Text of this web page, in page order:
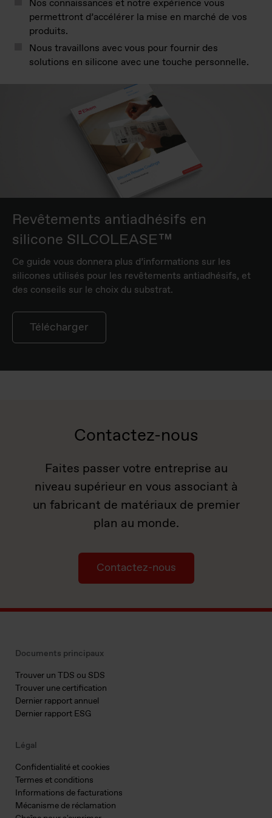
Nos connaissances et notre expérience vous
permettront d’accélérer la mise en marché de vos
produits.
Nous travaillons avec vous pour fournir des
solutions en silicone avec une touche personnelle.
Revêtements antiadhésifs en
silicone SILCOLEASE™
Ce guide vous donnera plus d’informations sur les
silicones utilisés pour les revêtements antiadhésifs, et
des conseils sur le choix du substrat.
Télécharger
Contactez-nous
Faites passer votre entreprise au
niveau supérieur en vous associant à
un fabricant de matériaux de premier
plan au monde.
Contactez-nous
Documents principaux
Trouver un TDS ou SDS
Trouver une certification
Dernier rapport annuel
Dernier rapport ESG
Légal
Confidentialité et cookies
Termes et conditions
Informations de facturations
Mécanisme de réclamation